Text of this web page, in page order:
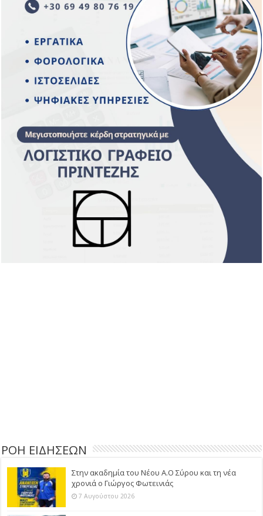
ΡΟΗ ΕΙΔΗΣΕΩΝ
Στην ακαδημία του Νέου Α.Ο Σύρου και τη νέα
χρονιά ο Γιώργος Φωτεινιάς
7 Αυγούστου 2026